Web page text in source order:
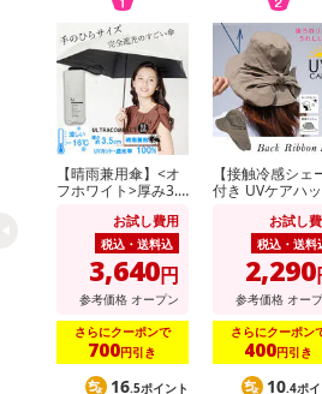
■三角形はパワーを最大限に集めてくれ
新たなものを創造する 成功 繁栄の意味
スピリチュアルの意味合いとしてエネ
与えてくれるモチーフ
【晴雨兼用傘】<オ
フホワイト>厚み3.5
ズUVカット100％マ
イナス16度
お試し費用
税込・送料込
3,640円
参考価格 オープン
さらにクーポンで
700円引き
16.5ポイント
【接触冷感シェ
付き UVケアハッ
ご紐つきのおし
なツバ広リボン
お試し
税込・送料
2,290
参考価格 オー
さらにクーポン
400円引き
10.4ポイ